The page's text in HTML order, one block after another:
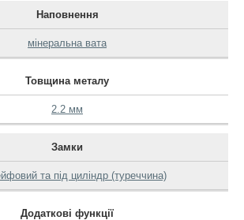
Наповнення
мінеральна вата
Товщина металу
2.2 мм
Замки
та під циліндр (туреччина)
Додаткові функції